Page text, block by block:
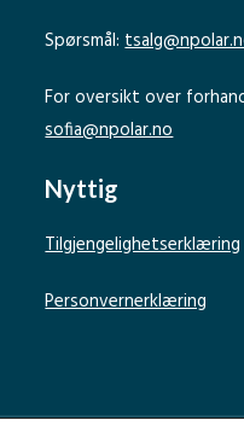
Spørsmål:
For oversikt over
sofia@npolar.no
Nyttig
Tilgjengelighetserklæring
Personvernerklæring